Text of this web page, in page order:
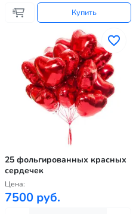
Купить
25 фольгированных красных
сердечек
Цена:
7500 руб.